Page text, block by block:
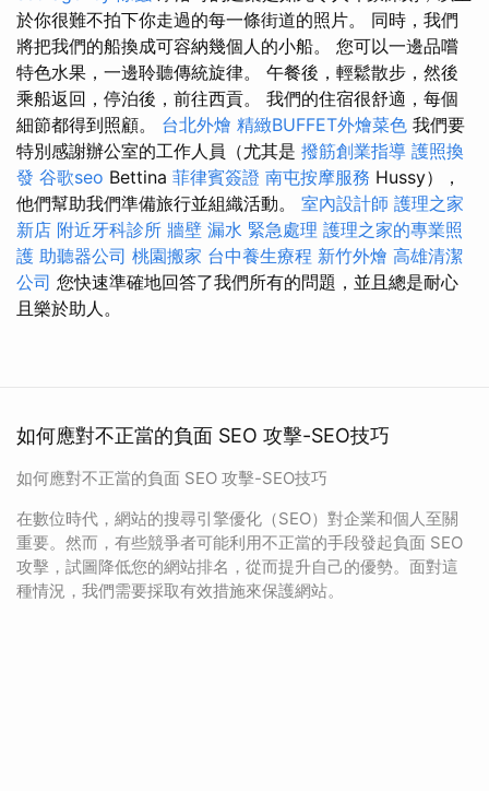
於你很難不拍下你走過的每一條街道的照片。 同時，我們
將把我們的船換成可容納幾個人的小船。 您可以一邊品嚐
特色水果，一邊聆聽傳統旋律。 午餐後，輕鬆散步，然後
乘船返回，停泊後，前往西貢。 我們的住宿很舒適，每個
細節都得到照顧。 台北外燴 精緻BUFFET外燴菜色 我們要
特別感謝辦公室的工作人員（尤其是 撥筋創業指導 護照換
發 谷歌seo Bettina 菲律賓簽證 南屯按摩服務 Hussy），
他們幫助我們準備旅行並組織活動。 室內設計師 護理之家
新店 附近牙科診所 牆壁 漏水 緊急處理 護理之家的專業照
護 助聽器公司 桃園搬家 台中養生療程 新竹外燴 高雄清潔
公司 您快速準確地回答了我們所有的問題，並且總是耐心
且樂於助人。
如何應對不正當的負面 SEO 攻擊-SEO技巧
如何應對不正當的負面 SEO 攻擊-SEO技巧
在數位時代，網站的搜尋引擎優化（SEO）對企業和個人至關
重要。然而，有些競爭者可能利用不正當的手段發起負面 SEO
攻擊，試圖降低您的網站排名，從而提升自己的優勢。面對這
種情況，我們需要採取有效措施來保護網站。